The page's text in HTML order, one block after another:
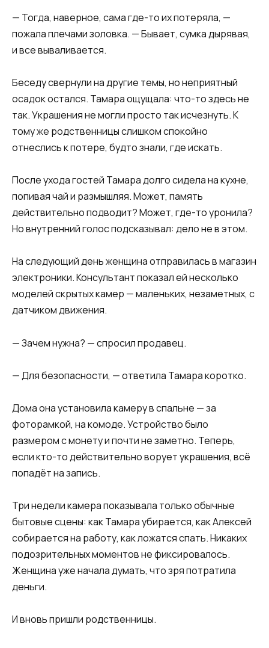
— Тогда, наверное, сама где-то их потеряла, —
пожала плечами золовка. — Бывает, сумка дырявая,
и все вываливается.
Беседу свернули на другие темы, но неприятный
осадок остался. Тамара ощущала: что-то здесь не
так. Украшения не могли просто так исчезнуть. К
тому же родственницы слишком спокойно
отнеслись к потере, будто знали, где искать.
После ухода гостей Тамара долго сидела на кухне,
попивая чай и размышляя. Может, память
действительно подводит? Может, где-то уронила?
Но внутренний голос подсказывал: дело не в этом.
На следующий день женщина отправилась в магазин
электроники. Консультант показал ей несколько
моделей скрытых камер — маленьких, незаметных, с
датчиком движения.
— Зачем нужна? — спросил продавец.
— Для безопасности, — ответила Тамара коротко.
Дома она установила камеру в спальне — за
фоторамкой, на комоде. Устройство было
размером с монету и почти не заметно. Теперь,
если кто-то действительно ворует украшения, всё
попадёт на запись.
Три недели камера показывала только обычные
бытовые сцены: как Тамара убирается, как Алексей
собирается на работу, как ложатся спать. Никаких
подозрительных моментов не фиксировалось.
Женщина уже начала думать, что зря потратила
деньги.
И вновь пришли родственницы.